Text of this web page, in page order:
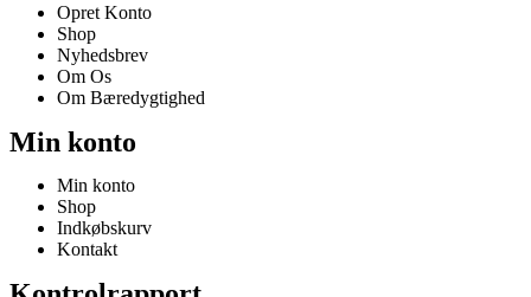
Opret Konto
Shop
Nyhedsbrev
Om Os
Om Bæredygtighed
Min konto
Min konto
Shop
Indkøbskurv
Kontakt